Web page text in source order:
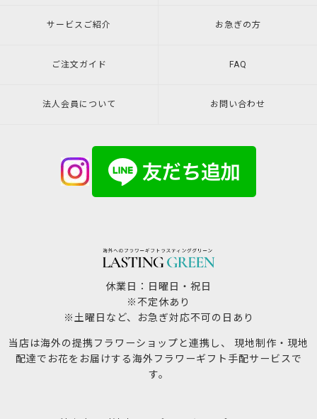
サービスご紹介 お急ぎの方
ご注文ガイド FAQ
法人会員について お問い合わせ
休業日：日曜日・祝日
※不定休あり
※土曜日など、お急ぎ対応不可の日あり
当店は海外の提携フラワーショップと連携し、 現地制作・現地
配達でお花をお届けする海外フラワーギフト手配サービスで
す。